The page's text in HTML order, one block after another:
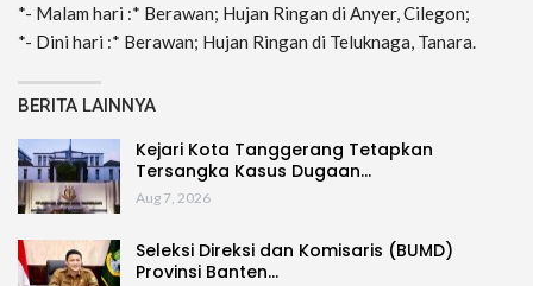
*- Malam hari :* Berawan; Hujan Ringan di Anyer, Cilegon;
*- Dini hari :* Berawan; Hujan Ringan di Teluknaga, Tanara.
BERITA LAINNYA
Kejari Kota Tanggerang Tetapkan
Tersangka Kasus Dugaan…
Aug 7, 2026
Seleksi Direksi dan Komisaris (BUMD)
Provinsi Banten…